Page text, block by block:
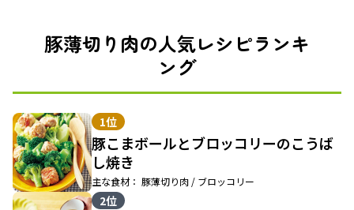
豚薄切り肉の人気レシピランキ
ング
1位
豚こまボールとブロッコリーのこうば
し焼き
主な食材： 豚薄切り肉 / ブロッコリー
2位